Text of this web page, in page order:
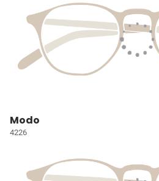
Modo
4226